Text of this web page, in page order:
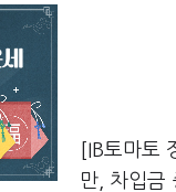
[IB토마토
만, 차입금